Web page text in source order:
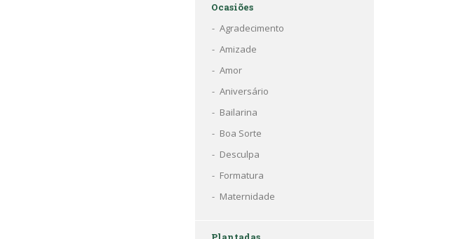
Ocasiões
Agradecimento
Amizade
Amor
Aniversário
Bailarina
Boa Sorte
Desculpa
Formatura
Maternidade